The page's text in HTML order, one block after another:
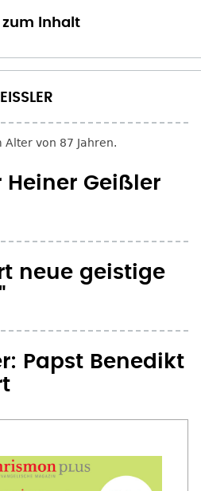
zum Inhalt
Heiner Geißler
neue geistige
Papst Benedikt